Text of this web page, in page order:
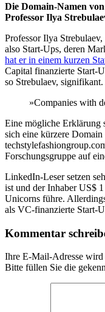
Die Domain-Namen
Professor Ilya
Professor Ilya
also Start-Ups, deren
hat er in einem kurzen
Capital finanzierte Start-
so Strebulaev,
»Companies with
Eine mögliche Erklärung
sich eine kürzere
Forschungsgruppe auf
LinkedIn-Leser setzen
ist und der Inhaber US$
Unicorns führe.
als VC-finanzierte Start-
Kommentar
Ihre E-Mail-Adresse
Bitte füllen Sie die